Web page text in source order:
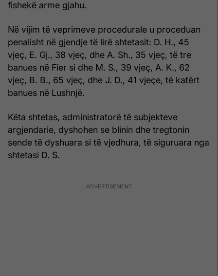
fishekë arme gjahu.
Në vijim të veprimeve procedurale u proceduan
penalisht në gjendje të lirë shtetasit: D. H., 45
vjeç, E. Gj., 38 vjeç, dhe A. Sh., 35 vjeç, të tre
banues në Fier si dhe M. S., 39 vjeç, A. K., 62
vjeç, B. B., 65 vjeç, dhe J. D., 41 vjeçe, të katërt
banues në Lushnjë.
Këta shtetas, administratorë të subjekteve
argjendarie, dyshohen se blinin dhe tregtonin
sende të dyshuara si të vjedhura, të siguruara nga
shtetasi D. S.